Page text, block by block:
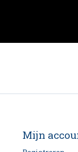
Mijn